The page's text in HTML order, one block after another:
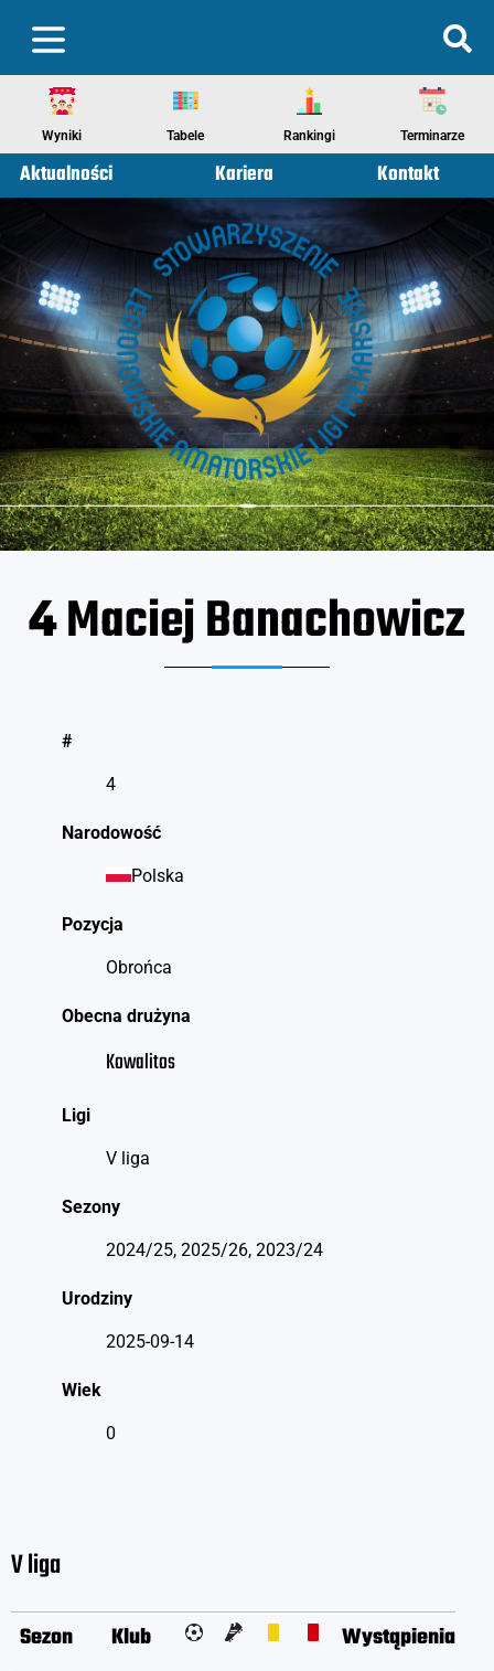
Wyniki Tabele Rankingi Terminarze
Aktualności Kariera Kontakt
4Maciej Banachowicz
#
4
Narodowość
Polska
Pozycja
Obrońca
Obecna drużyna
Kowalitos
Ligi
V liga
Sezony
2024/25, 2025/26, 2023/24
Urodziny
2025-09-14
Wiek
0
V liga
Sezon Klub Wystąpienia